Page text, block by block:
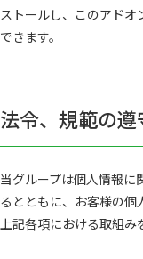
ストールし、このアド
できます。
法令、規範の
当グループは個人情報に
るとともに、お客様の個
上記各項における取組み